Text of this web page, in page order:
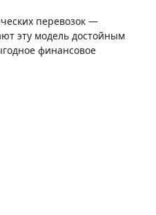
перевозок —
эту модель достойным
финансовое